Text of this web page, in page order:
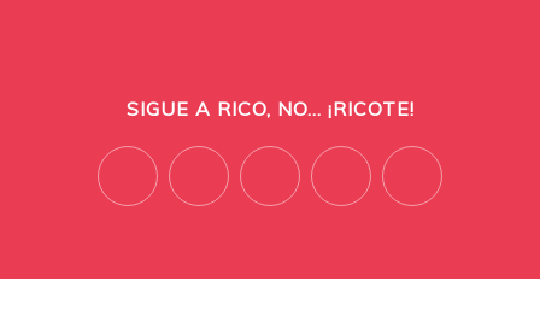
SIGUE A RICO, NO... ¡RICOTE!